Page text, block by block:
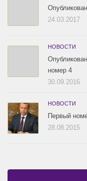
24.03.2017
НОВОСТИ
номер 4
30.09.2016
НОВОСТИ
Первый
28.08.2015